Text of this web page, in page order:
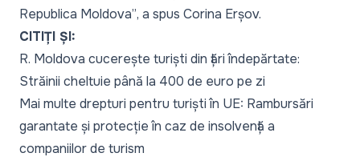
Republica Moldova”, a spus Corina Erșov.
CITIȚI ȘI:
R. Moldova cucerește turiști din țări îndepărtate:
Străinii cheltuie până la 400 de euro pe zi
Mai multe drepturi pentru turiști în UE: Rambursări
garantate și protecție în caz de insolvență a
companiilor de turism